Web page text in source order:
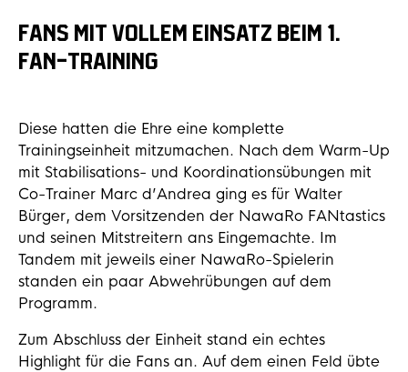
FANS MIT VOLLEM EINSATZ BEIM 1.
FAN-TRAINING
Diese hatten die Ehre eine komplette
Trainingseinheit mitzumachen. Nach dem Warm-Up
mit Stabilisations- und Koordinationsübungen mit
Co-Trainer Marc d’Andrea ging es für Walter
Bürger, dem Vorsitzenden der NawaRo FANtastics
und seinen Mitstreitern ans Eingemachte. Im
Tandem mit jeweils einer NawaRo-Spielerin
standen ein paar Abwehrübungen auf dem
Programm.
Zum Abschluss der Einheit stand ein echtes
Highlight für die Fans an. Auf dem einen Feld übte